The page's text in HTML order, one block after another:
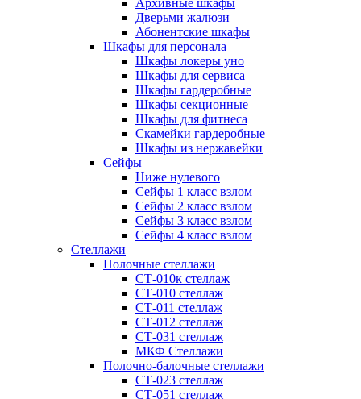
Архивные шкафы
Дверьми жалюзи
Абонентские шкафы
Шкафы для персонала
Шкафы локеры уно
Шкафы для сервиса
Шкафы гардеробные
Шкафы секционные
Шкафы для фитнеса
Скамейки гардеробные
Шкафы из нержавейки
Сейфы
Ниже нулевого
Сейфы 1 класс взлом
Сейфы 2 класс взлом
Сейфы 3 класс взлом
Сейфы 4 класс взлом
Стеллажи
Полочные стеллажи
СТ-010к стеллаж
СТ-010 стеллаж
СТ-011 стеллаж
СТ-012 стеллаж
СТ-031 стеллаж
МКФ Стеллажи
Полочно-балочные стеллажи
СТ-023 стеллаж
СТ-051 стеллаж